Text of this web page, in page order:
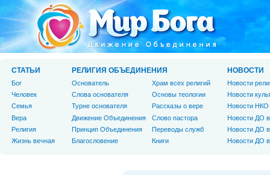
СТАТЬИ
Бог
Человек
Cемья
Вера
Религия
Жизнь вечная
РЕЛИГИЯ ОБЪЕДИНЕНИЯ
Основатель
Слова основателя
Турне основателя
Движение Объединения
Принцип Объединения
Благословение
Храм всех религий
Основы теологии
Рассказы о вере
Слово пастора
Переводы служб
Книги
НОВОСТИ
Новости
Новости
Новости НКО
Новости ДО
Новости ДО
Новости ДО